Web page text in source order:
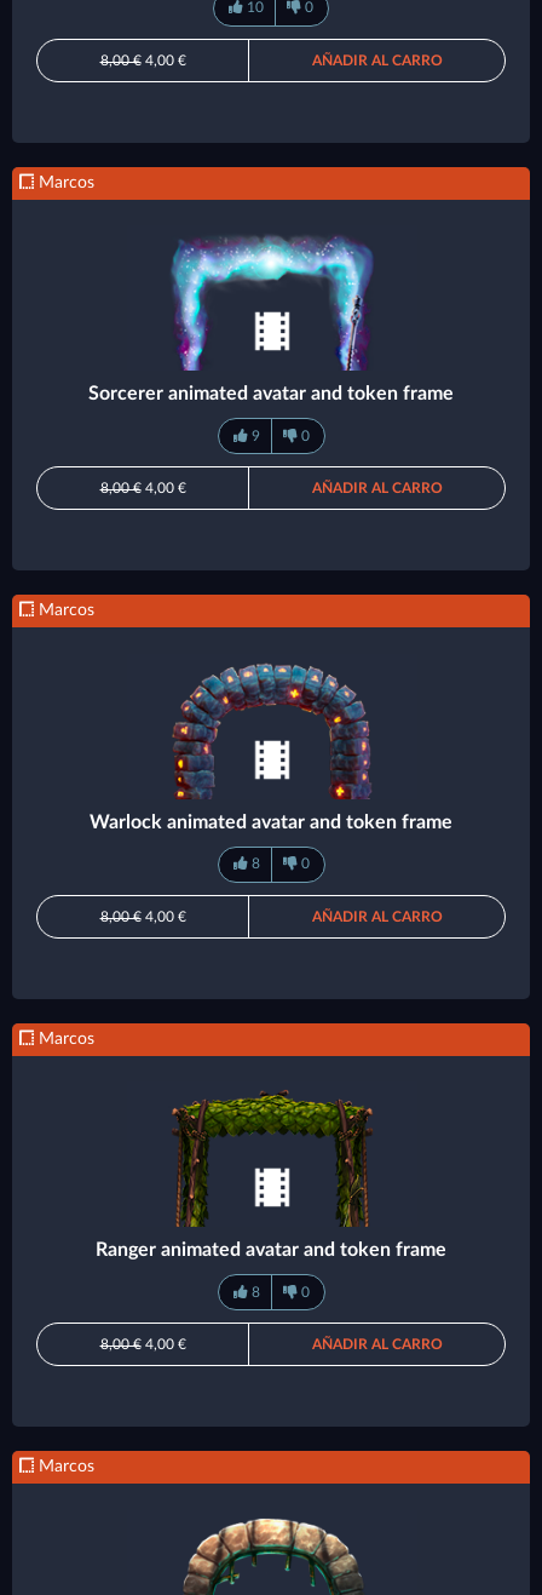
10 0
8,00 €4,00 € AÑADIR AL CARRO
Marcos
Sorcerer animated avatar and token frame
9 0
8,00 €4,00 € AÑADIR AL CARRO
Marcos
Warlock animated avatar and token frame
8 0
8,00 €4,00 € AÑADIR AL CARRO
Marcos
Ranger animated avatar and token frame
8 0
8,00 €4,00 € AÑADIR AL CARRO
Marcos